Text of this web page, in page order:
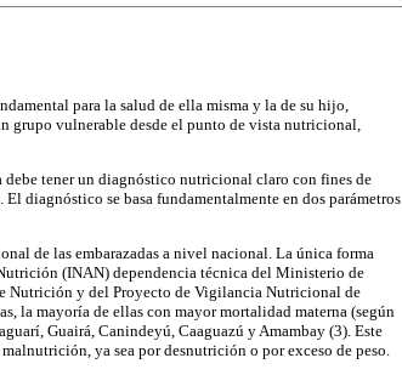
para la salud de ella misma y la de su hijo,
grupo vulnerable desde el punto de vista nutricional,
tener un diagnóstico nutricional claro con fines de
diagnóstico se basa fundamentalmente en dos parámetros
de las embarazadas a nivel nacional. La única forma
(INAN) dependencia técnica del Ministerio de
Nutrición y del Proyecto de Vigilancia Nutricional de
la mayoría de ellas con mayor mortalidad materna (según
Guairá, Canindeyú, Caaguazú y Amambay (3). Este
ya sea por desnutrición o por exceso de peso.